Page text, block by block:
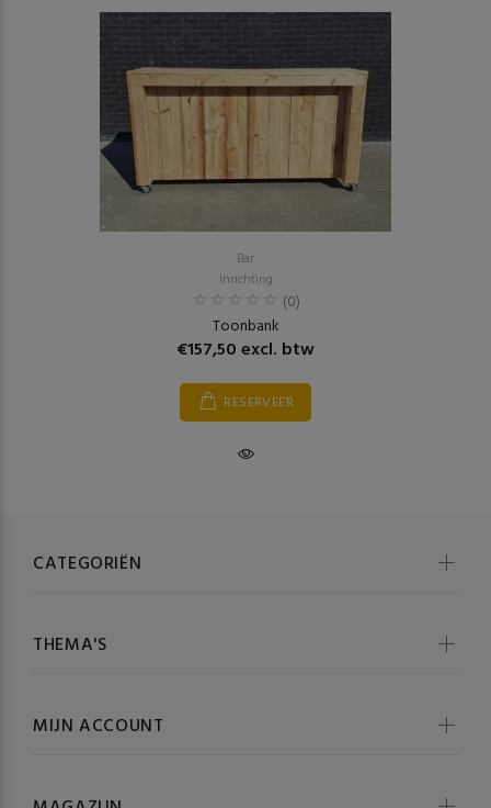
Bar
Inrichting
(0)
Toonbank
€157,50 excl. btw
RESERVEER
CATEGORIËN
THEMA'S
MIJN ACCOUNT